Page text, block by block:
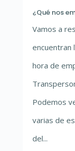
¿Qué nos
Vamos a
encuentran
hora de
Podemos
varias de
del...